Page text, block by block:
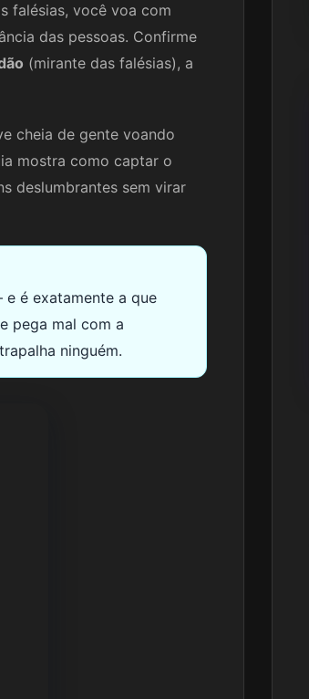
falésias, você voa com
das pessoas. Confirme
(mirante das falésias), a
cheia de gente voando
mostra como captar o
deslumbrantes sem virar
é exatamente a que
pega mal com a
ninguém.